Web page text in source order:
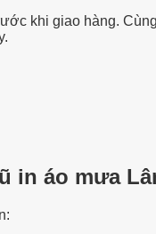
khi giao hàng.
in áo mưa